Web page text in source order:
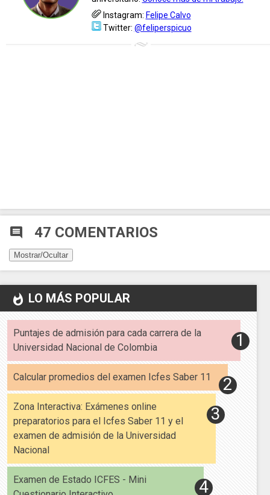
Instagram: Felipe Calvo
Twitter: @feliperspicuo
comment 47 COMENTARIOS
Mostrar/Ocultar
whatshot LO MÁS POPULAR
Puntajes de admisión para cada carrera de la
Universidad Nacional de Colombia
Calcular promedios del examen Icfes Saber 11
Zona Interactiva: Exámenes online
preparatorios para el Icfes Saber 11 y el
examen de admisión de la Universidad
Nacional
Examen de Estado ICFES - Mini